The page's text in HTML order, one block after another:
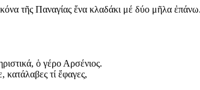
τῆς Παναγίας ἕνα κλαδάκι μέ δύο μῆλα
ὁ γέρο Αρσένιος.
τί ἔφαγες,